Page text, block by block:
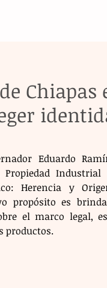
Eduardo
Herencia y
propósito es
el marco legal,
productos.